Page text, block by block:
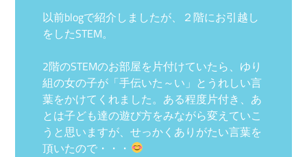
以前blogで紹介しましたが、２階にお引越し
をしたSTEM。
2階のSTEMのお部屋を片付けていたら、ゆり
組の女の子が「手伝いた～い」とうれしい言
葉をかけてくれました。ある程度片付き、あ
とは子ども達の遊び方をみながら変えていこ
うと思いますが、せっかくありがたい言葉を
頂いたので・・・